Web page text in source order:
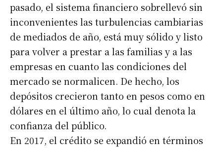
pasado, el sistema financiero sobrellevó sin
inconvenientes las turbulencias cambiarias
de mediados de año, está muy sólido y listo
para volver a prestar a las familias y a las
empresas en cuanto las condiciones del
mercado se normalicen. De hecho, los
depósitos crecieron tanto en pesos como en
dólares en el último año, lo cual denota la
confianza del público.
En 2017, el crédito se expandió en términos